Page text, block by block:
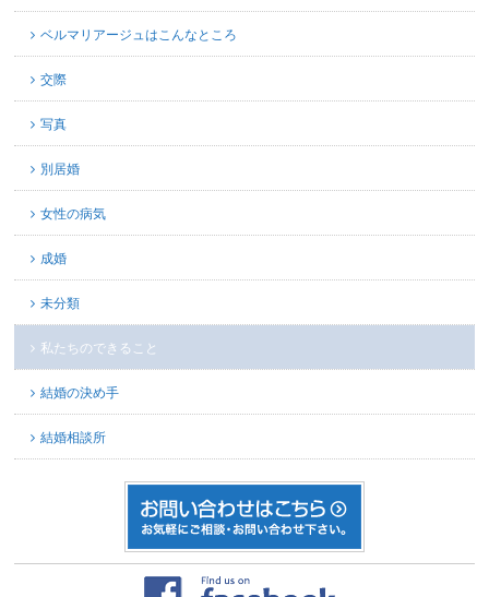
ベルマリアージュはこんなところ
交際
写真
別居婚
女性の病気
成婚
未分類
私たちのできること
結婚の決め手
結婚相談所